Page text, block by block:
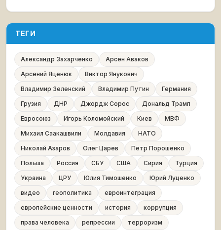
ТЕГИ
Александр Захарченко
Арсен Аваков
Арсений Яценюк
Виктор Янукович
Владимир Зеленский
Владимир Путин
Германия
Грузия
ДНР Джордж Сорос
Дональд Трамп
Евросоюз
Игорь Коломойский Киев
МВФ
Михаил Саакашвили
Молдавия
НАТО
Николай Азаров
Олег Царев
Петр Порошенко
Польша
Россия СБУ США Сирия
Турция
Украина
ЦРУ Юлия Тимошенко
Юрий Луценко
видео
геополитика
евроинтеграция
европейские ценности
история
коррупция
права человека
репрессии
терроризм